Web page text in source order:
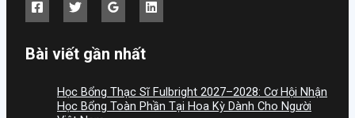
Bài viết gần nhất
Học Bổng Thạc Sĩ Fulbright 2027–2028: Cơ Hội Nhận
Học Bổng Toàn Phần Tại Hoa Kỳ Dành Cho Người